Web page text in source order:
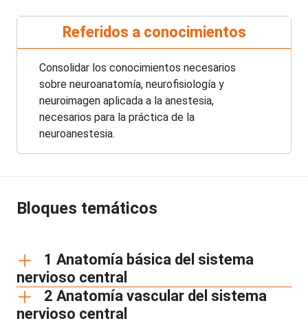
Referidos a conocimientos
Consolidar los conocimientos necesarios
sobre neuroanatomía, neurofisiología y
neuroimagen aplicada a la anestesia,
necesarios para la práctica de la
neuroanestesia.
Bloques temáticos
1 Anatomía básica del sistema
nervioso central
2 Anatomía vascular del sistema
nervioso central